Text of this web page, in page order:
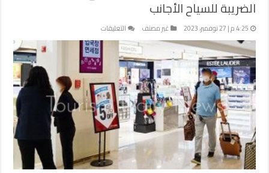
الضريبة للسياح الأجانب
4:25 م | 27 نوفمبر، 2023 غير مصنف التعليقات
كوريا
الجنوبية
تضاعف
الحد
الأقصى
لاسترداد
الضريبة
للسياح
الأجانب
مغلقة